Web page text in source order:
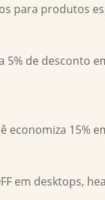
para produtos
de desconto
15%
em desktops,